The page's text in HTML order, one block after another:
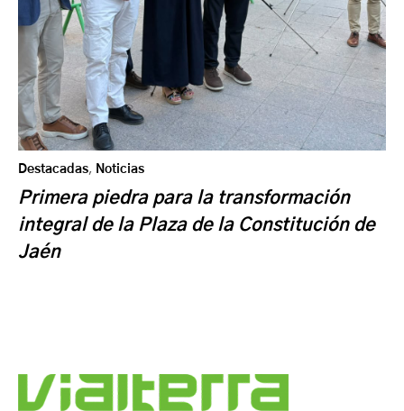
Destacadas, Noticias
Primera piedra para la transformación
integral de la Plaza de la Constitución de
Jaén